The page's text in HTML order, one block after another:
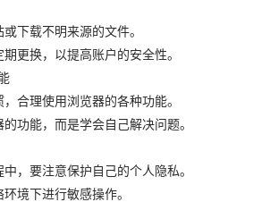
下载不明来源的文件。
更换，以提高账户的安全性。
合理使用浏览器的各种功能。
功能，而是学会自己解决问题。
，要注意保护自己的个人隐私。
境下进行敏感操作。